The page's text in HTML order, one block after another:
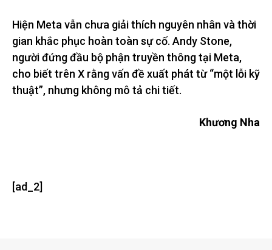
Hiện Meta vẫn chưa giải thích nguyên nhân và thời
gian khắc phục hoàn toàn sự cố. Andy Stone,
người đứng đầu bộ phận truyền thông tại Meta,
cho biết trên X rằng vấn đề xuất phát từ “một lỗi kỹ
thuật”, nhưng không mô tả chi tiết.
Khương Nha
[ad_2]